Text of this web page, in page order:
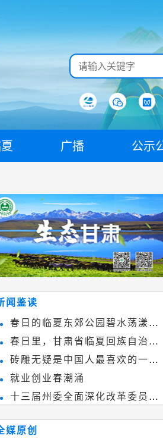
广播 公示
闻鉴读
春日的临夏东郊公园碧水荡漾、
春花烂漫
春日里，甘肃省临夏回族自治州
境内的刘家峡大桥，壮观美丽!
砖雕无疑是中国人最喜欢的一种
雕刻艺术，它不仅是民间实用美术
和建筑装饰艺术的有机结合，更成
为中国建筑史上彰品东方美不可磨
就业创业春潮涌
十三届州委全面深化改革委员会
第八次会议召开
媒原创